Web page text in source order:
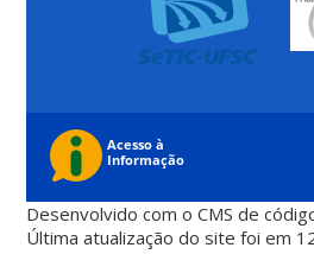
Desenvolvido com o CMS de
Última atualização do site foi em